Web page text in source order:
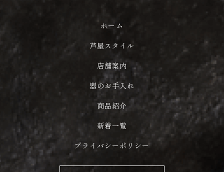
ホーム
芦屋スタイル
店舗案内
器のお手入れ
商品紹介
新着一覧
プライバシーポリシー